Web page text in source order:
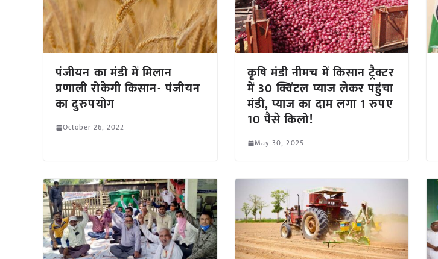
पंजीयन का मंडी में मिलान
प्रणाली रोकेगी किसान- पंजीयन
का दुरुपयोग
October 26, 2022
कृषि मंडी नीमच में किसान ट्रैक्टर
में 30 क्विंटल प्याज लेकर पहुंचा
मंडी, प्याज का दाम लगा 1 रुपए
10 पैसे किलो!
May 30, 2025